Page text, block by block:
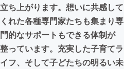
CAMPFIRE for Social Good
CAMPFIREふるさと納税
立ち上がります。想いに共感して
くれた各種専門家たちも集まり専
門的なサポートもできる体制が
整っています。充実した子育てラ
イフ、そして子どたちの明るい未